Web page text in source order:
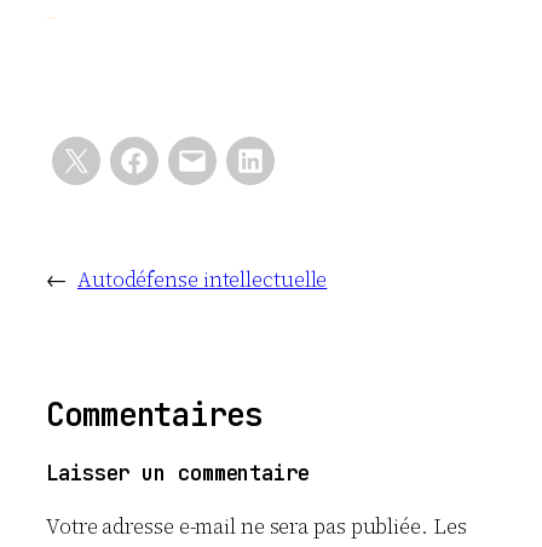
← Autodéfense intellectuelle
Commentaires
Laisser un commentaire
Votre adresse e-mail ne sera pas publiée. Les